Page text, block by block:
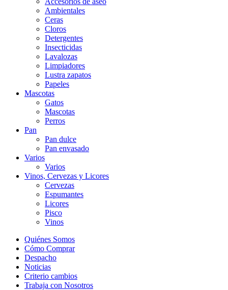
Ambientales
Ceras
Cloros
Detergentes
Insecticidas
Lavalozas
Limpiadores
Lustra zapatos
Papeles
Mascotas
Gatos
Mascotas
Perros
Pan
Pan dulce
Pan envasado
Varios
Varios
Vinos, Cervezas y Licores
Cervezas
Espumantes
Licores
Pisco
Vinos
Quiénes Somos
Cómo Comprar
Despacho
Noticias
Criterio cambios
Trabaja con Nosotros